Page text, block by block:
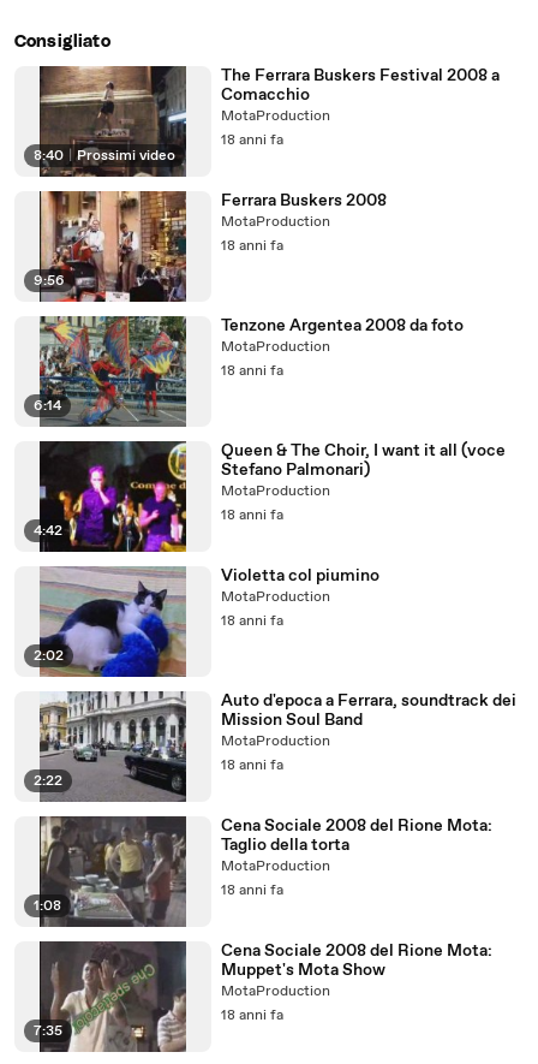
Consigliato
8:40 Prossimi video
The Ferrara Buskers Festival 2008 a
Comacchio
MotaProduction
18 anni fa
9:56
Ferrara Buskers 2008
MotaProduction
18 anni fa
6:14
Tenzone Argentea 2008 da foto
MotaProduction
18 anni fa
4:42
Queen & The Choir, I want it all (voce
Stefano Palmonari)
MotaProduction
18 anni fa
2:02
Violetta col piumino
MotaProduction
18 anni fa
2:22
Auto d'epoca a Ferrara, soundtrack dei
Mission Soul Band
MotaProduction
18 anni fa
1:08
Cena Sociale 2008 del Rione Mota:
Taglio della torta
MotaProduction
18 anni fa
7:35
Cena Sociale 2008 del Rione Mota:
Muppet's Mota Show
MotaProduction
18 anni fa